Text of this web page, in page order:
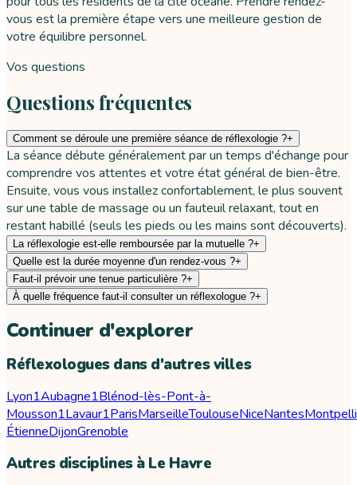
vous est la première étape vers une meilleure gestion de
votre équilibre personnel.
Vos questions
Questions fréquentes
Comment se déroule une première séance de réflexologie ?+
La séance débute généralement par un temps d'échange pour
comprendre vos attentes et votre état général de bien-être.
Ensuite, vous vous installez confortablement, le plus souvent
sur une table de massage ou un fauteuil relaxant, tout en
restant habillé (seuls les pieds ou les mains sont découverts).
La réflexologie est-elle remboursée par la mutuelle ?+
Quelle est la durée moyenne d'un rendez-vous ?+
Faut-il prévoir une tenue particulière ?+
À quelle fréquence faut-il consulter un réflexologue ?+
Continuer d'explorer
Réflexologues dans d'autres villes
Lyon1Aubagne1Blénod-lès-Pont-à-
Mousson1Lavaur1ParisMarseilleToulouseNiceNantes
ÉtienneDijonGrenoble
Autres disciplines à Le Havre